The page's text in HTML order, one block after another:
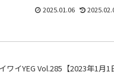
2025.01.06
ワイワイYEG Vol.285【